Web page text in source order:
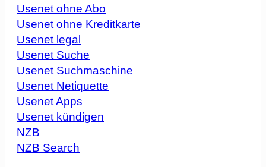
Usenet ohne Abo
Usenet ohne Kreditkarte
Usenet legal
Usenet Suche
Usenet Suchmaschine
Usenet Netiquette
Usenet Apps
Usenet kündigen
NZB
NZB Search